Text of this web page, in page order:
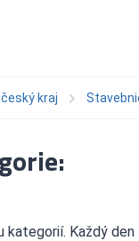
kraj
kategorií. Každý den